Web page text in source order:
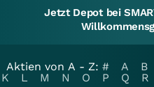
Jetzt Depot bei
Aktien von A - Z: # A B
K
L M N O P Q R